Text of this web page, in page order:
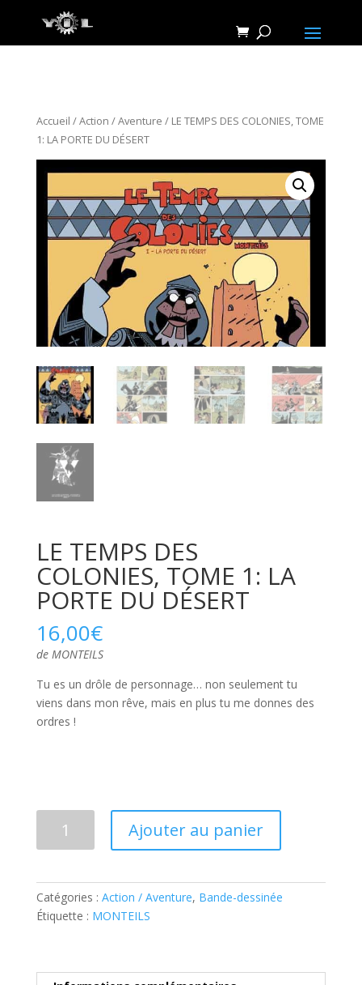
Accueil /Action / Aventure / LE TEMPS DES COLONIES, TOME
1: LA PORTE DU DÉSERT
LE TEMPS DES
COLONIES, TOME 1: LA
PORTE DU DÉSERT
16,00€
de MONTEILS
Tu es un drôle de personnage… non seulement tu
viens dans mon rêve, mais en plus tu me donnes des
ordres !
DES
COLONIES,
Ajouter au panier
Catégories : Action / Aventure, Bande-dessinée
Étiquette : MONTEILS